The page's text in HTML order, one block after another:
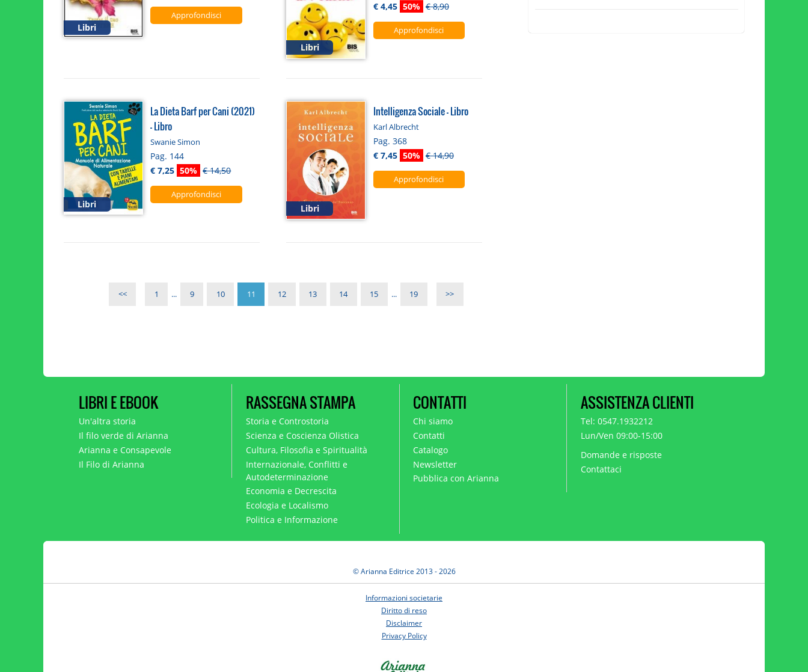
Libri
Approfondisci
Libri
€ 4,45 50% € 8,90
Approfondisci
Libri
La Dieta Barf per Cani (2021)
- Libro
Swanie Simon
Pag. 144
€ 7,25 50% € 14,50
Approfondisci
Libri
Intelligenza Sociale - Libro
Karl Albrecht
Pag. 368
€ 7,45 50% € 14,90
Approfondisci
<< 1 ... 9 10 11 12 13 14 15 ... 19 >>
LIBRI E EBOOK
Un'altra storia
Il filo verde di Arianna
Arianna e Consapevole
Il Filo di Arianna
RASSEGNA STAMPA
Storia e Controstoria
Scienza e Coscienza Olistica
Cultura, Filosofia e Spiritualità
Internazionale, Conflitti e
Autodeterminazione
Economia e Decrescita
Ecologia e Localismo
Politica e Informazione
CONTATTI
Chi siamo
Contatti
Catalogo
Newsletter
Pubblica con Arianna
ASSISTENZA CLIENTI
Tel: 0547.1932212
Lun/Ven 09:00-15:00
Domande e risposte
Contattaci
© Arianna Editrice 2013 - 2026
Informazioni societarie
Diritto di reso
Disclaimer
Privacy Policy